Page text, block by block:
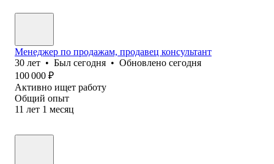
Менеджер по продажам, продавец консультант
30 лет • Был сегодня • Обновлено сегодня
100 000 ₽
Активно ищет работу
Общий опыт
11 лет 1 месяц